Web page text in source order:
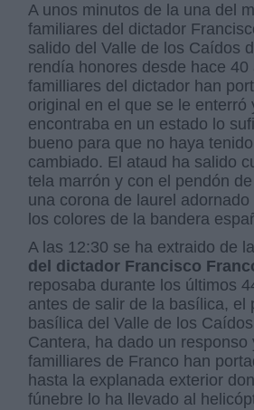
A unos minutos de la una del
familiares del dictador
salido del Valle de los Caídos
rendía honores desde hace 40
familliares del dictador han
original en el que se le enterró
encontraba en un estado lo
bueno para que no haya
cambiado. El ataud ha salido
tela marrón y con el pendón
una corona de laurel
los colores de la bandera
A las 12:30 se ha extraido de
del dictador Francisco
reposaba durante los últimos
antes de salir de la basílica, el
basílica del Valle de los
Cantera, ha dado un responso
familliares de Franco han
hasta la explanada exterior
fúnebre lo ha llevado al